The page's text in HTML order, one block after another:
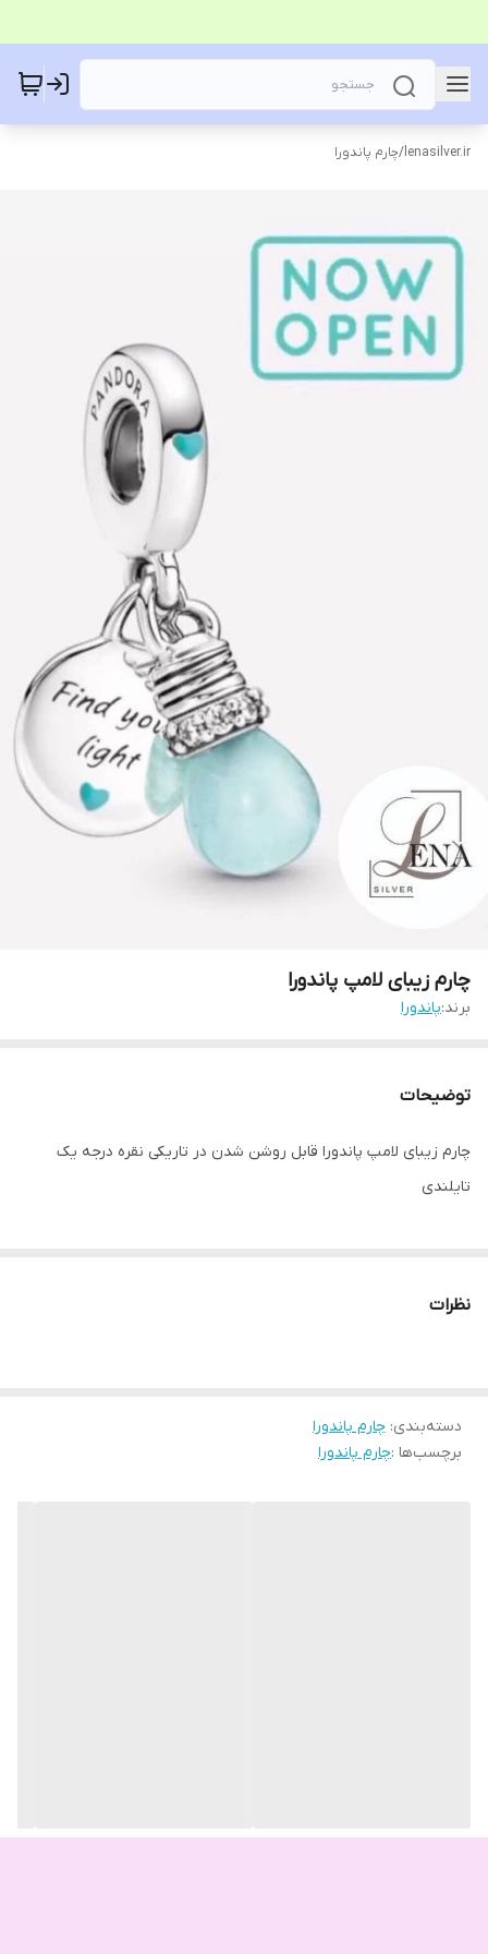
lenasilver.ir
/چارم پاندورا
چارم زیبای لامپ پاندورا
برند:پاندورا
توضیحات
چارم زیبای لامپ پاندورا قابل روشن شدن در تاریکی نقره درجه یک
تایلندی
نظرات
دسته‌بندی: چارم پاندورا
برچسب‌ها :چارم پاندورا